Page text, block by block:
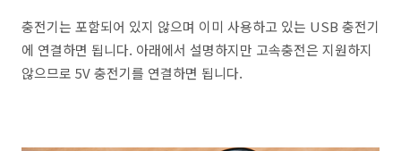
충전기는 포함되어 있지 않으며 이미 사용하고 있는 USB 충전기
에 연결하면 됩니다. 아래에서 설명하지만 고속충전은 지원하지
않으므로 5V 충전기를 연결하면 됩니다.